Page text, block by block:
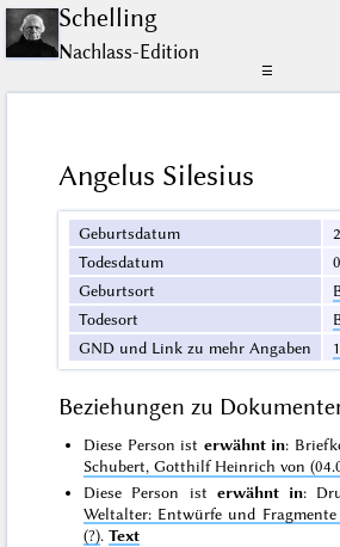
Schelling
Nachlass-Edition
☰
Angelus Silesius
Geburtsdatum
Todesdatum
Geburtsort
Todesort
GND und Link zu mehr Angaben
Beziehungen zu
Diese Person ist erwähnt in:
Schubert, Gotthilf Heinrich von
Diese Person ist erwähnt in:
Weltalter: Entwürfe und
(?).Text